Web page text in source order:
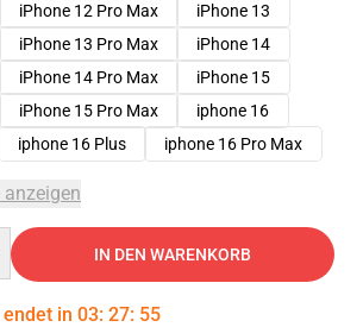
iPhone 12 Pro Max
iPhone 13
iPhone 13 Pro Max
iPhone 14
iPhone 14 Pro Max
iPhone 15
iPhone 15 Pro Max
iphone 16
iphone 16 Plus iphone 16 Pro Max
IN DEN WARENKORB
in 03: 27: 54